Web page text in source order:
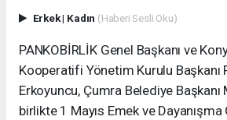
Erkek| Kadın (Haberi Sesli Oku)
PANKOBİRLİK Genel Başkanı ve
Kooperatifi Yönetim Kurulu Başkanı
Erkoyuncu, Çumra Belediye Başkanı
birlikte 1 Mayıs Emek ve Dayanışma